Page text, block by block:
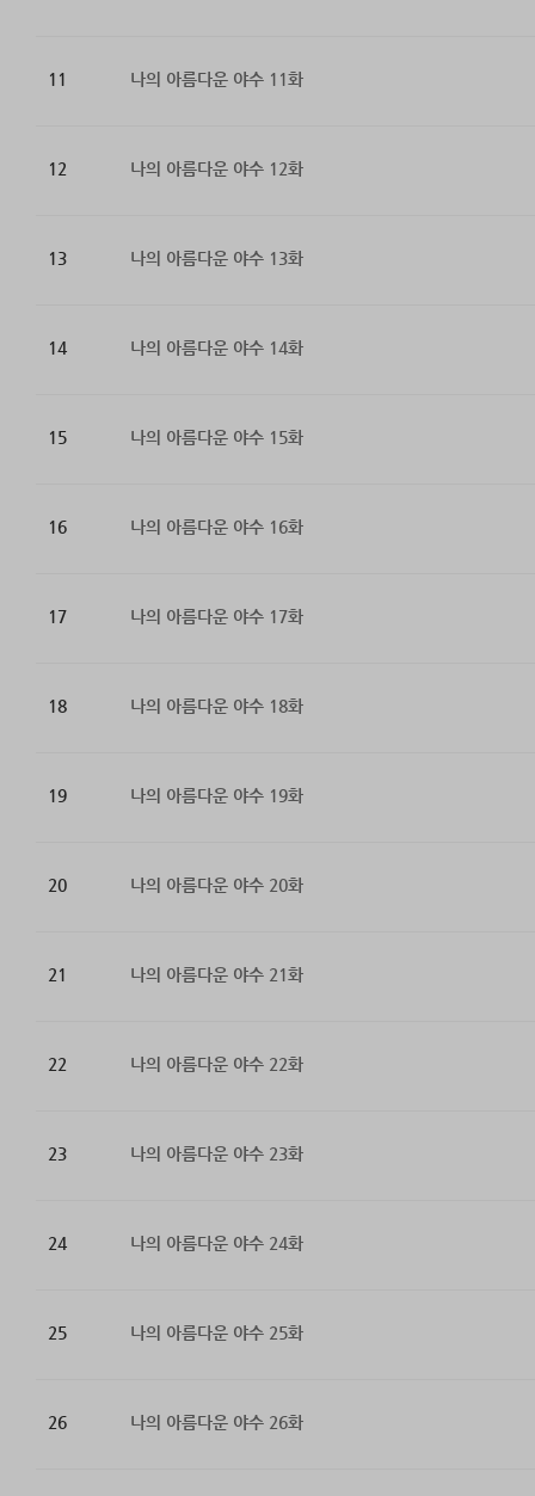
11 나의 아름다운 야수 11화
12 나의 아름다운 야수 12화
13 나의 아름다운 야수 13화
14 나의 아름다운 야수 14화
15 나의 아름다운 야수 15화
16 나의 아름다운 야수 16화
17 나의 아름다운 야수 17화
18 나의 아름다운 야수 18화
19 나의 아름다운 야수 19화
20 나의 아름다운 야수 20화
21 나의 아름다운 야수 21화
22 나의 아름다운 야수 22화
23 나의 아름다운 야수 23화
24 나의 아름다운 야수 24화
25 나의 아름다운 야수 25화
26 나의 아름다운 야수 26화